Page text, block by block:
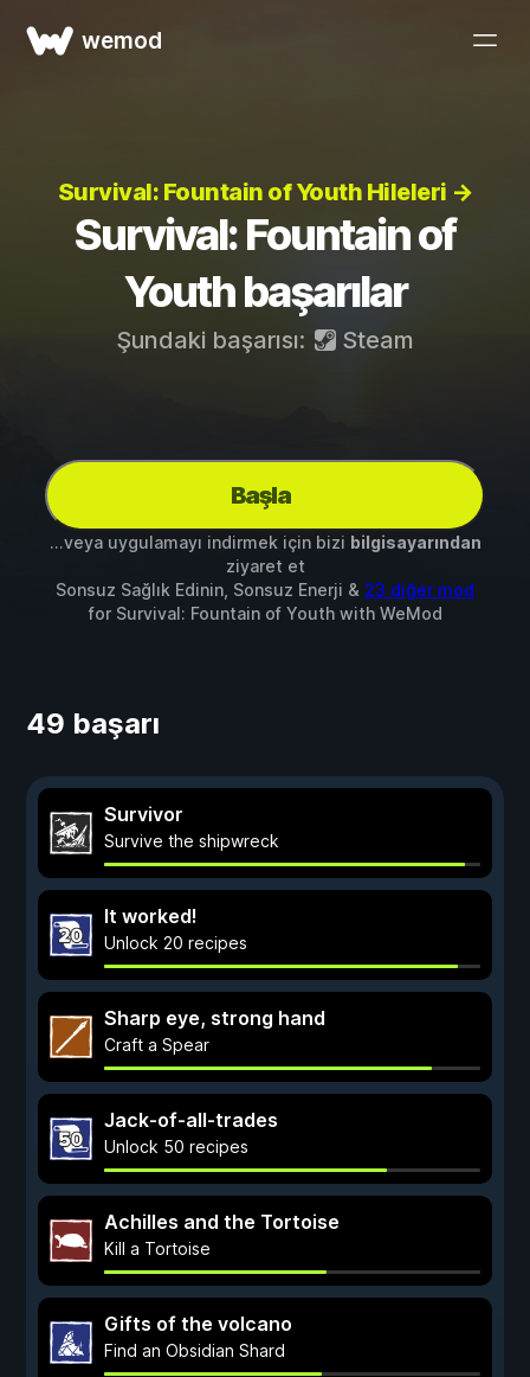
wemod
Survival: Fountain of Youth Hileleri →
Survival: Fountain of
Youth başarılar
Şundaki başarısı: Steam
Başla
...veya uygulamayı indirmek için bizi bilgisayarından
ziyaret et
Sonsuz Sağlık Edinin, Sonsuz Enerji & 23 diğer mod
for Survival: Fountain of Youthwith WeMod
49 başarı
Survivor
Survive the shipwreck
It worked!
Unlock 20 recipes
Sharp eye, strong hand
Craft a Spear
Jack-of-all-trades
Unlock 50 recipes
Achilles and the Tortoise
Kill a Tortoise
Gifts of the volcano
Find an Obsidian Shard